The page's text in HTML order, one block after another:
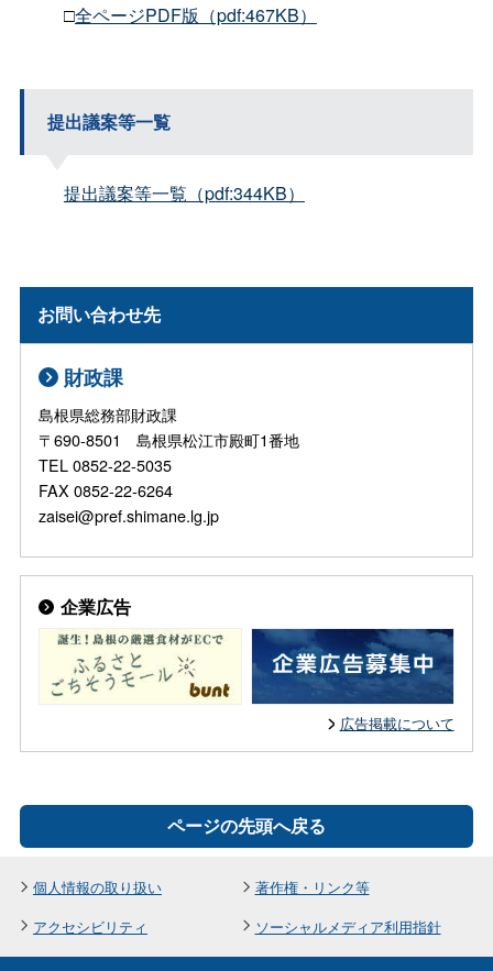
□全ページPDF版（pdf:467KB）
提出議案等一覧
提出議案等一覧（pdf:344KB）
お問い合わせ先
財政課
島根県総務部財政課
〒690-8501 島根県松江市殿町1番地
TEL 0852-22-5035
FAX 0852-22-6264
zaisei@pref.shimane.lg.jp
企業広告
広告掲載について
ページの先頭へ戻る
個人情報の取り扱い
著作権・リンク等
アクセシビリティ
ソーシャルメディア利用指針